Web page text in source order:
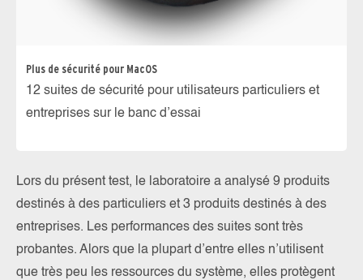
Plus de sécurité pour MacOS
12 suites de sécurité pour utilisateurs particuliers et
entreprises sur le banc d’essai
Lors du présent test, le laboratoire a analysé 9 produits
destinés à des particuliers et 3 produits destinés à des
entreprises. Les performances des suites sont très
probantes. Alors que la plupart d’entre elles n’utilisent
que très peu les ressources du système, elles protègent